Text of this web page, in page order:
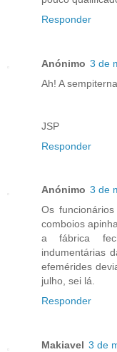
Responder
Anónimo 3 de
Ah! A
JSP
Responder
Anónimo 3 de
Os
comboios
a fábrica
indumentárias
efemérides
julho, sei lá.
Responder
Makiavel 3 de